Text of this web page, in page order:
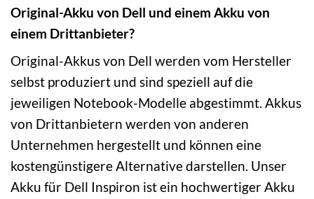
Original-Akku von Dell und einem Akku von
einem Drittanbieter?
Original-Akkus von Dell werden vom Hersteller
selbst produziert und sind speziell auf die
jeweiligen Notebook-Modelle abgestimmt. Akkus
von Drittanbietern werden von anderen
Unternehmen hergestellt und können eine
kostengünstigere Alternative darstellen. Unser
Akku für Dell Inspiron ist ein hochwertiger Akku